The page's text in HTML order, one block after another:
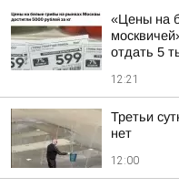
«Цены на
отдать 5
12:21
Третьи
нет
12:00